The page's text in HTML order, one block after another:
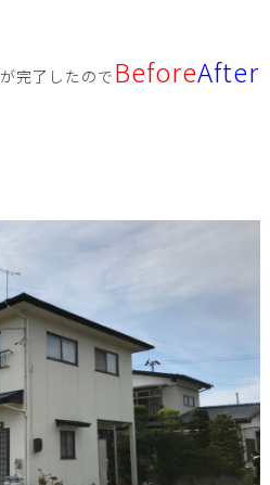
完了したので BeforeAfter